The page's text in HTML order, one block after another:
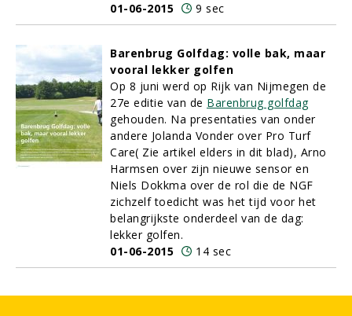
01-06-2015
9 sec
Barenbrug Golfdag: volle bak, maar
vooral lekker golfen
Op 8 juni werd op Rijk van Nijmegen de
27e editie van de Barenbrug golfdag
gehouden. Na presentaties van onder
andere Jolanda Vonder over Pro Turf
Care( Zie artikel elders in dit blad), Arno
Harmsen over zijn nieuwe sensor en
Niels Dokkma over de rol die de NGF
zichzelf toedicht was het tijd voor het
belangrijkste onderdeel van de dag:
lekker golfen.
01-06-2015
14 sec